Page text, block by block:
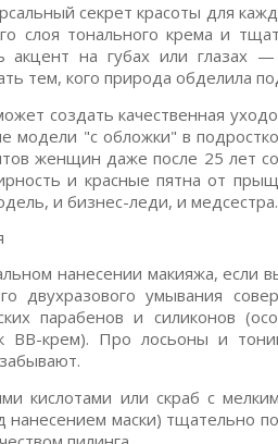
секрет красоты для
слоя тонального крема и
акцент на губах или глазах
тем, кого природа обделила
создать качественная
модели "с обложки" в
женщин даже после 25 лет
и красные пятна от
и бизнес-леди, и медсестра.
нанесении макияжа, если
двухразового умывания
парабенов и силиконов
BB-крем). Про лосьоны и
кислотами или скраб с
маски) тщательно